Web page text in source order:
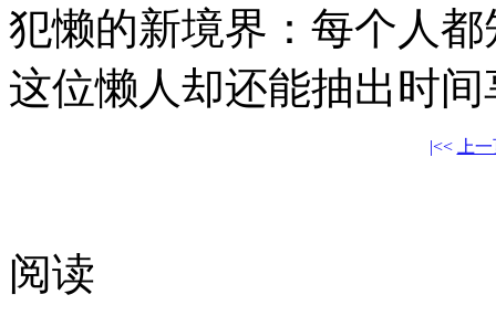
犯懒的新境界：每个人
这位懒人却还能抽出时
|<< 上
阅读